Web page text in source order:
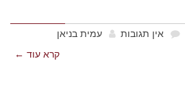
אין תגובות
עמית בניאן
קרא עוד ←